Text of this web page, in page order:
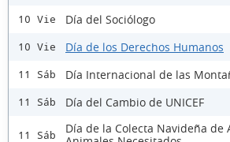
10 Vie Día del Sociólogo
10 Vie Día de los Derechos Humanos
11 Sáb Día Internacional de las
11 Sáb Día del Cambio de UNICEF
11 Sáb
Día de la Colecta Navideña de